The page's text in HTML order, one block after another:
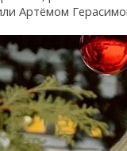
Артёмом